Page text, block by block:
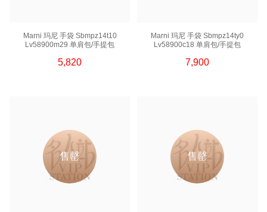
Marni 玛尼 手袋 Sbmpz14t10
Lv58900m29 单肩包/手提包
5,820
Marni 玛尼 手袋 Sbmpz14ty0
Lv58900c18 单肩包/手提包
7,900
售罄 售罄